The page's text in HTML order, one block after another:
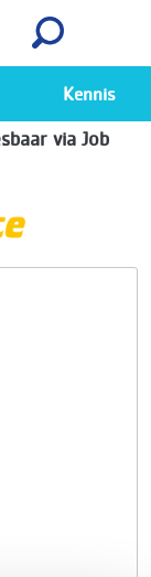
Bekijk
Kennis
via Job